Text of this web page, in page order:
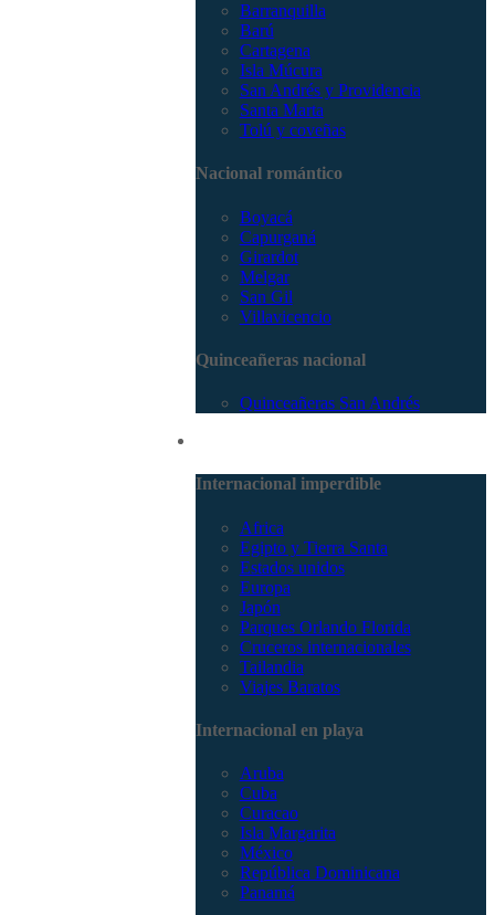
Barranquilla
Barú
Cartagena
Isla Múcura
San Andrés y Providencia
Santa Marta
Tolú y coveñas
Nacional romántico
Boyacá
Capurganá
Girardot
Melgar
San Gil
Villavicencio
Quinceañeras nacional
Quinceañeras San Andrés
Internacional imperdible
Africa
Egipto y Tierra Santa
Estados unidos
Europa
Japón
Parques Orlando Florida
Cruceros internacionales
Tailandia
Viajes Baratos
Internacional en playa
Aruba
Cuba
Curacao
Isla Margarita
México
República Dominicana
Panamá